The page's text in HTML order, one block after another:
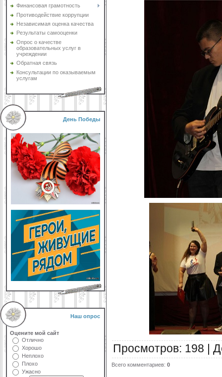
Финансовая грамотность
Противодействие коррупции
Независимая оценка качества
Результаты самооценки
Опрос о качестве
образовательных услуг в
учреждении
Обратная связь
Консультации по оказываемым
услугам
День Победы
Наш опрос
Оцените мой сайт
Отлично
Хорошо
Неплохо
Плохо
Ужасно
Просмотров: 198
Всего комментариев: 0